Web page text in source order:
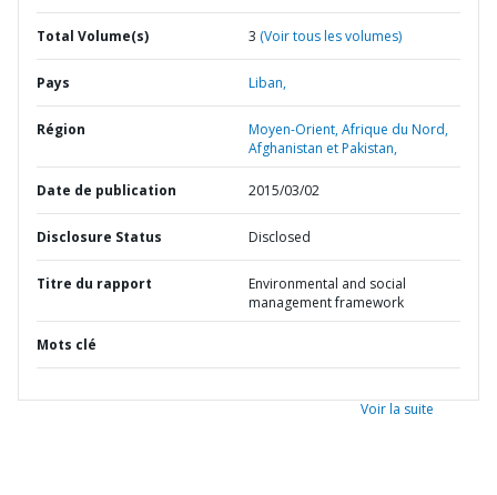
Total Volume(s) 3 (Voir tous les volumes)
Pays Liban,
Région
Moyen-Orient, Afrique du Nord,
Afghanistan et Pakistan,
Date de publication 2015/03/02
Disclosure Status Disclosed
Titre du rapport
Environmental and social
management framework
Mots clé
Voir la suite